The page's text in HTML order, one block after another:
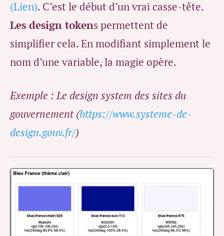
(Lien). C’est le début d’un vrai casse-tête.
Les design tokens permettent de
simplifier cela. En modifiant simplement le
nom d’une variable, la magie opère.
Exemple : Le design system des sites du
gouvernement (https://www.systeme-de-
design.gouv.fr/)